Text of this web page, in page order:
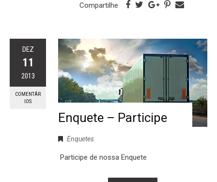
Compartilhe
DEZ
11
2013
COMENTÁR
IOS
Enquete – Participe
Enquetes
Participe de nossa Enquete